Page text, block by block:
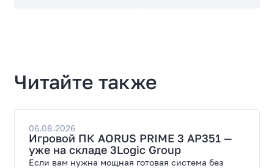
Читайте также
06.08.2026
Игровой ПК AORUS PRIME 3 AP351 —
уже на складе 3Logic Group
Если вам нужна мощная готовая система без